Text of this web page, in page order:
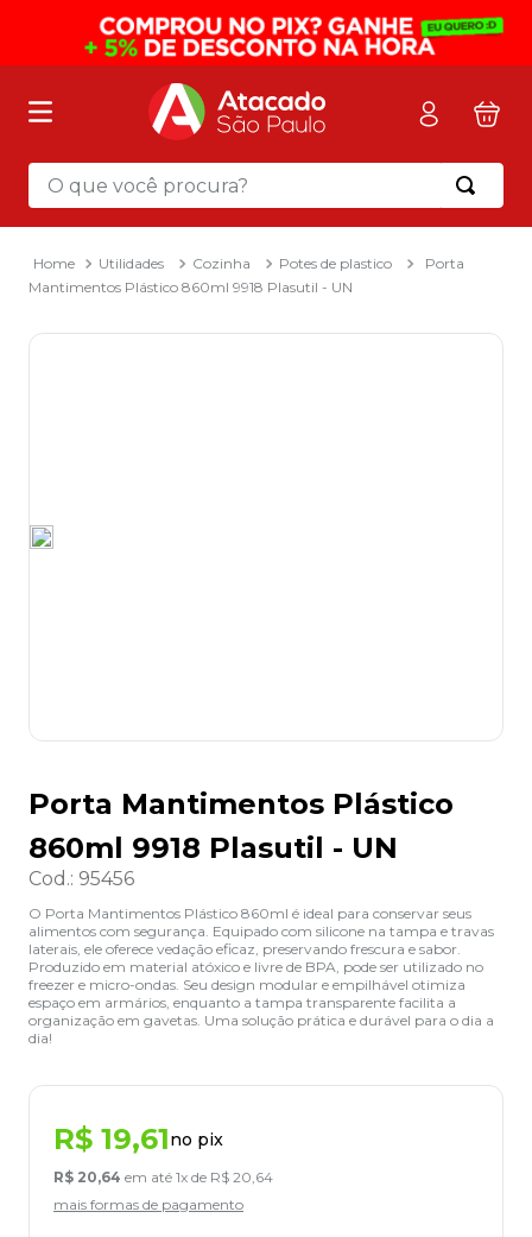
O que você procura?
Utilidades Cozinha Potes de plastico
Porta
Mantimentos Plástico 860ml 9918 Plasutil - UN
Porta Mantimentos Plástico
860ml 9918 Plasutil - UN
Cod.: 95456
O Porta Mantimentos Plástico 860ml é ideal para conservar seus
alimentos com segurança. Equipado com silicone na tampa e travas
laterais, ele oferece vedação eficaz, preservando frescura e sabor.
Produzido em material atóxico e livre de BPA, pode ser utilizado no
freezer e micro-ondas. Seu design modular e empilhável otimiza
espaço em armários, enquanto a tampa transparente facilita a
organização em gavetas. Uma solução prática e durável para o dia a
dia!
R$ 19,61no pix
R$ 20,64 em até 1x de R$ 20,64
mais formas de pagamento
Termos mais buscados
mochila
2º sacola
3º papel toalha
8